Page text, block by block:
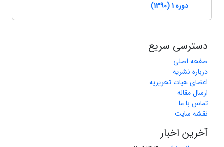
دوره 1 (1390)
دسترسی سریع
صفحه اصلی
درباره نشریه
اعضای هیات تحریریه
ارسال مقاله
تماس با ما
نقشه سایت
آخرین اخبار